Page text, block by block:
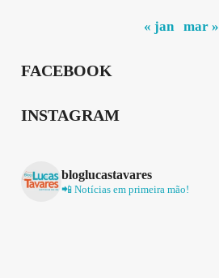
« jan mar »
FACEBOOK
INSTAGRAM
bloglucastavares
📲 Notícias em primeira mão!